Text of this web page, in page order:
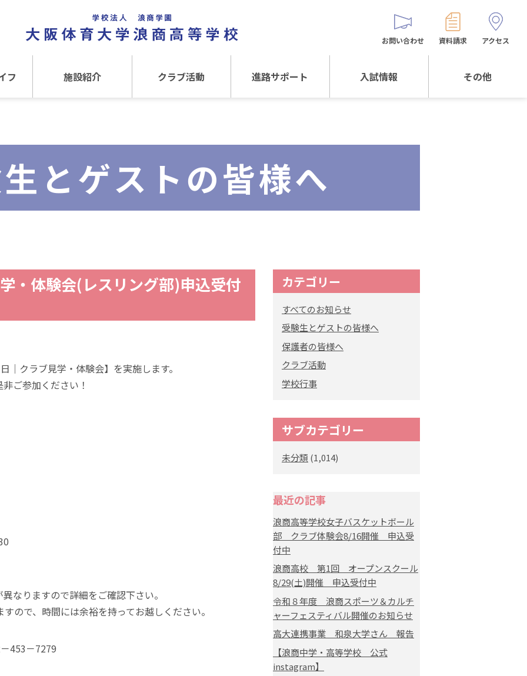
フ 施設紹介 クラブ活動
文化クラブ
進路サポート
大阪体育大学
内部進学について
入試情報 その他
お問い合わせ 資料請求 アクセス
とゲストの皆様へ
・体験会(レスリング部)申込受付
｜クラブ見学・体験会】を実施します。
ご参加ください！
なりますので詳細をご確認下さい。
ので、時間には余裕を持ってお越しください。
453－7279
カテゴリー
すべてのお知らせ
受験生とゲストの皆様へ
保護者の皆様へ
クラブ活動
学校行事
サブカテゴリー
未分類 (1,014)
最近の記事
浪商高等学校女子バスケットボール
部 クラブ体験会8/16開催 申込受
付中
浪商高校 第1回 オープンスクール
8/29(土)開催 申込受付中
令和８年度 浪商スポーツ＆カルチ
ャーフェスティバル開催のお知らせ
高大連携事業 和泉大学さん 報告
【浪商中学・高等学校 公式
instagram】